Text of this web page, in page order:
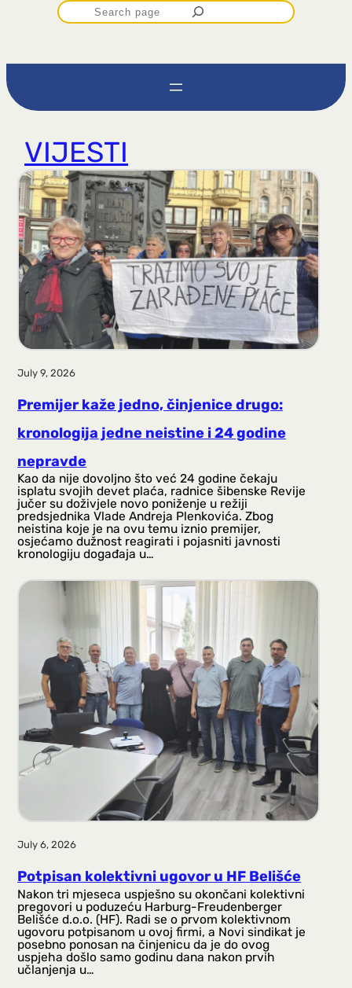
P
r
t
r
a
g
a
VIJESTI
July 9, 2026
Premijer kaže jedno, činjenice drugo:
kronologija jedne neistine i 24 godine
nepravde
Kao da nije dovoljno što već 24 godine čekaju
isplatu svojih devet plaća, radnice šibenske Revije
jučer su doživjele novo poniženje u režiji
predsjednika Vlade Andreja Plenkovića. Zbog
neistina koje je na ovu temu iznio premijer,
osjećamo dužnost reagirati i pojasniti javnosti
kronologiju događaja u…
July 6, 2026
Potpisan kolektivni ugovor u HF Belišće
Nakon tri mjeseca uspješno su okončani kolektivni
pregovori u poduzeću Harburg-Freudenberger
Belišće d.o.o. (HF). Radi se o prvom kolektivnom
ugovoru potpisanom u ovoj firmi, a Novi sindikat je
posebno ponosan na činjenicu da je do ovog
uspjeha došlo samo godinu dana nakon prvih
učlanjenja u…